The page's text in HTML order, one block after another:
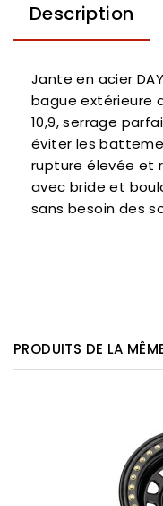
Description
Jante en acier
bague extérieure
10,9, serrage
éviter les
rupture élevée et
avec bride et
sans besoin des
PRODUITS DE LA